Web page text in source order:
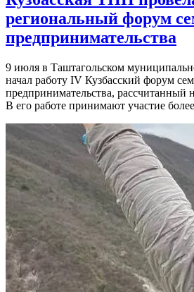
региональный форум
предпринимательства
9 июля в Таштагольском
начал работу IV Кузбасский форум
предпринимательства, рассчитанный
В его работе принимают участие